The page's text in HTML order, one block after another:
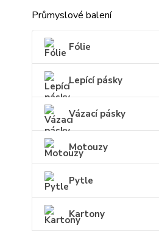
Průmyslové balení
Fólie
Lepící pásky
Vázací pásky
Motouzy
Pytle
Kartony